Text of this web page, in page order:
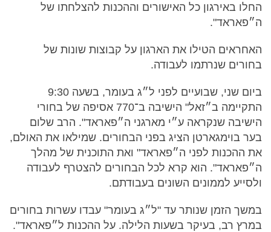
החלו באירגון כל האישורים וההכנות להצלחתו של
ה״פאראד".
האחראים הטילו את הארגון על קבוצות שונות של
בחורים שנרתמו לעבודה.
ביום שני, שבועיים לפני ל״ג בעומר, בשעה 9:30
התקיימה ב״זאל" הישיבה ב־770 אסיפה של בחורי
הישיבה שנקראה ע״י מארגני ה״פאראד". הרב שלום
בער בוימגארטן הציג בפני הבחורים. שמילאו את האולם,
את ההכנות לפני ה״פאראד" ואת התוכנית של מהלך
ה״פאראד". הוא קרא לכל הבחורים להצטרף לעבודה
ולסייע לממונים השונים בעבודתם.
במשך הזמן שנותר עד "ל״ג בעומר" עבדו עשרות בחורים
במרץ רב, בעיקר בשעות הלילה. על ההכנות ל״פאראד".